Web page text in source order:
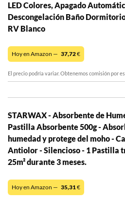
LED Colores, Apagado
Descongelación Baño
RV Blanco
Hoy en Amazon — 37,72€
El precio podría variar. Obtenemos comisión por
STARWAX - Absorbente de
Pastilla Absorbente 500g -
humedad y protege del moho -
Antiolor - Silencioso - 1 Pastilla
25m² durante 3 meses.
Hoy en Amazon — 35,31€